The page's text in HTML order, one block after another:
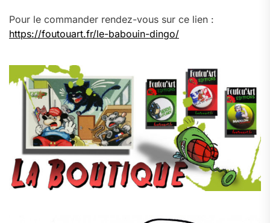
Pour le commander rendez-vous sur ce lien :
https://foutouart.fr/le-babouin-dingo/